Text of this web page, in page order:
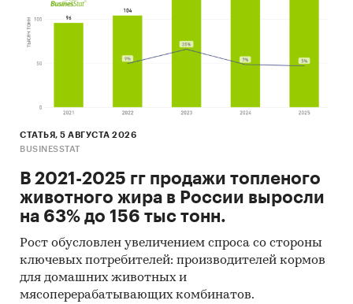
СТАТЬЯ, 5 АВГУСТА 2026
BUSINESSTAT
В 2021-2025 гг продажи топленого
животного жира в России выросли
на 63% до 156 тыс тонн.
Рост обусловлен увеличением спроса со стороны
ключевых потребителей: производителей кормов
для домашних животных и
мясоперерабатывающих комбинатов.